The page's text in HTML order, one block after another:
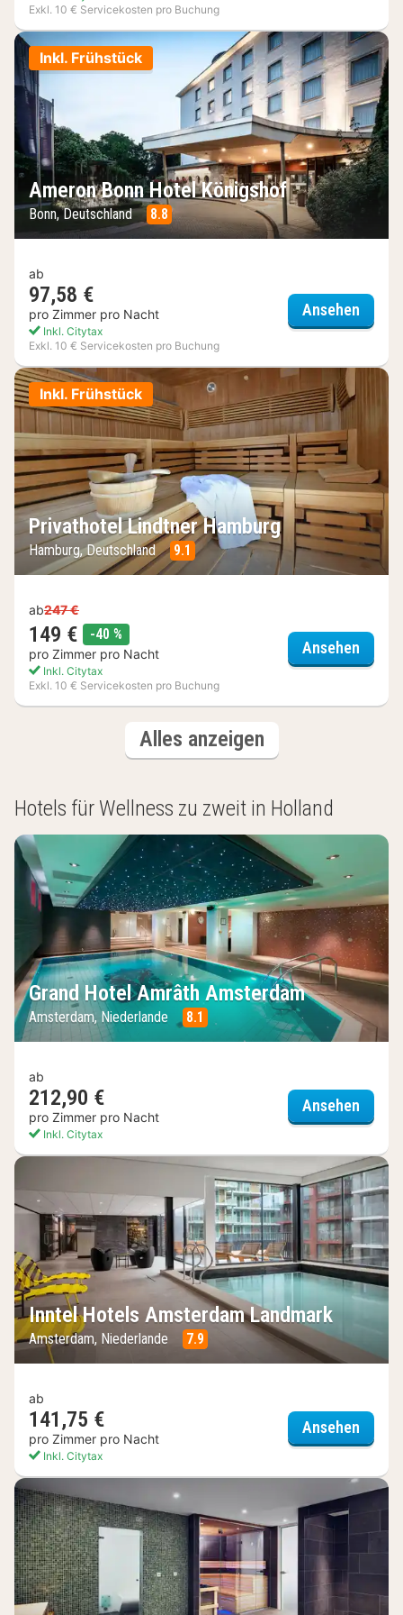
Exkl. 10 € Servicekosten pro Buchung
Inkl. Frühstück
Ameron Bonn Hotel Königshof
Bonn, Deutschland 8.8
ab
97,58 €
pro Zimmer pro Nacht
Inkl. Citytax
Exkl. 10 € Servicekosten pro Buchung
Ansehen
Inkl. Frühstück
Privathotel Lindtner Hamburg
Hamburg, Deutschland 9.1
ab247 €
149 € -40 %
pro Zimmer pro Nacht
Inkl. Citytax
Exkl. 10 € Servicekosten pro Buchung
Ansehen
Alles anzeigenHotels
Hotels für Wellness zu zweit in Holland
Grand Hotel Amrâth Amsterdam
Amsterdam, Niederlande 8.1
ab
212,90 €
pro Zimmer pro Nacht
Inkl. Citytax
Ansehen
Inntel Hotels Amsterdam Landmark
Amsterdam, Niederlande 7.9
ab
141,75 €
pro Zimmer pro Nacht
Inkl. Citytax
Ansehen